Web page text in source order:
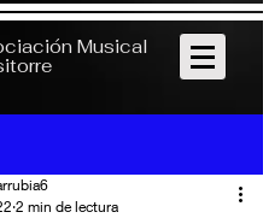
Musical
2 min de lectura